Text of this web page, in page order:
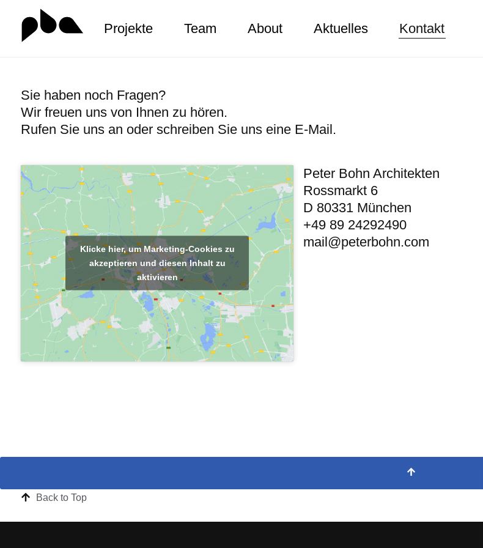
Zum
Projekte Team About Aktuelles Kontakt
Sie haben noch Fragen?
Wir freuen uns von Ihnen zu hören.
Rufen Sie uns an oder schreiben Sie uns eine E-Mail.
Klicke hier, um Marketing-Cookies zu
akzeptieren und diesen Inhalt zu
aktivieren
Peter Bohn Architekten
Rossmarkt 6
D 80331 München
+49 89 24292490
mail@peterbohn.com
Back to Top